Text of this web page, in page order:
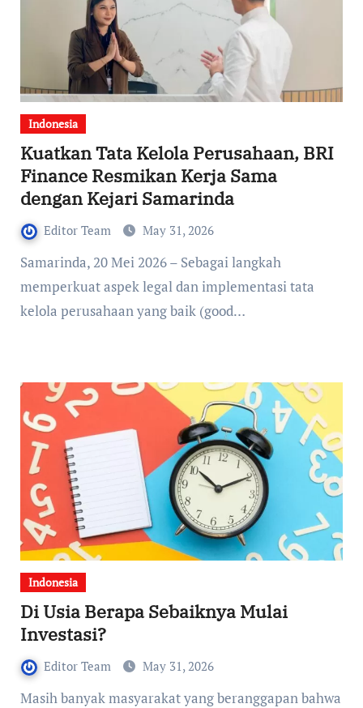
Indonesia
Kuatkan Tata Kelola Perusahaan, BRI
Finance Resmikan Kerja Sama
dengan Kejari Samarinda
Editor Team May 31, 2026
Samarinda, 20 Mei 2026 – Sebagai langkah
memperkuat aspek legal dan implementasi tata
kelola perusahaan yang baik (good…
Indonesia
Di Usia Berapa Sebaiknya Mulai
Investasi?
Editor Team May 31, 2026
Masih banyak masyarakat yang beranggapan bahwa